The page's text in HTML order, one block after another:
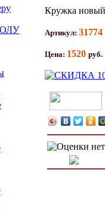
Кружка новый
Артикул: 31774
Цена: 1520 руб.